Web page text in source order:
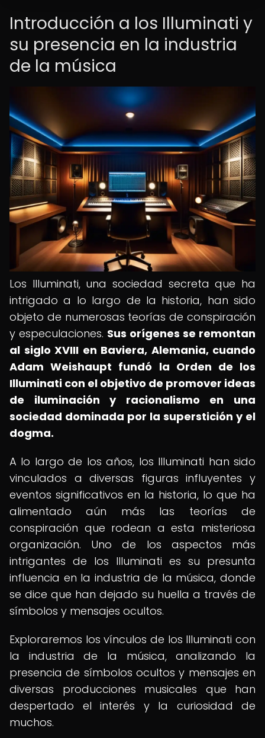
Introducción a los Illuminati y
su presencia en la industria
de la música
Los Illuminati, una sociedad secreta que ha
intrigado a lo largo de la historia, han sido
objeto de numerosas teorías de conspiración
y especulaciones. Sus orígenes se remontan
al siglo XVIII en Baviera, Alemania, cuando
Adam Weishaupt fundó la Orden de los
Illuminati con el objetivo de promover ideas
de iluminación y racionalismo en una
sociedad dominada por la superstición y el
dogma.
A lo largo de los años, los Illuminati han sido
vinculados a diversas figuras influyentes y
eventos significativos en la historia, lo que ha
alimentado aún más las teorías de
conspiración que rodean a esta misteriosa
organización. Uno de los aspectos más
intrigantes de los Illuminati es su presunta
influencia en la industria de la música, donde
se dice que han dejado su huella a través de
símbolos y mensajes ocultos.
Exploraremos los vínculos de los Illuminati con
la industria de la música, analizando la
presencia de símbolos ocultos y mensajes en
diversas producciones musicales que han
despertado el interés y la curiosidad de
muchos.